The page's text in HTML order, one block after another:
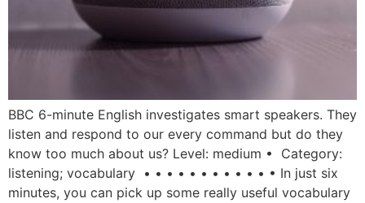
BBC 6-minute English investigates smart speakers. They
listen and respond to our every command but do they
know too much about us? Level: medium • Category:
listening; vocabulary • • • • • • • • • • • • In just six
minutes, you can pick up some really useful vocabulary